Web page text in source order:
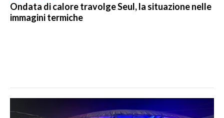
Ondata di calore travolge Seul, la situazione nelle
immagini termiche